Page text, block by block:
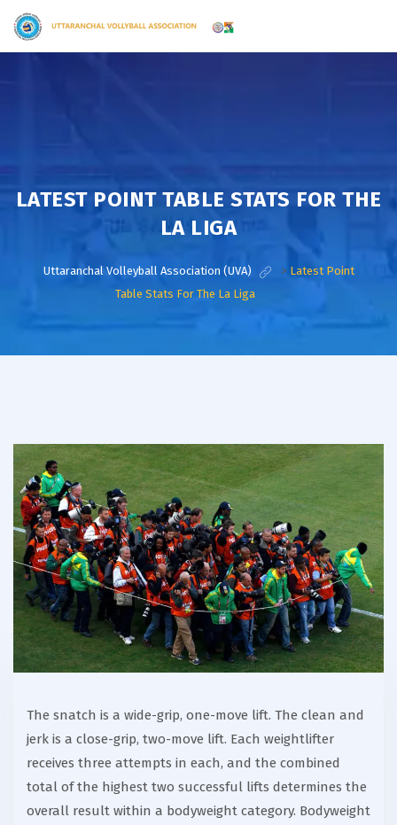
LATEST POINT TABLE STATS FOR THE
LA LIGA
Uttaranchal Volleyball Association (UVA) > Latest Point
Table Stats For The La Liga
The snatch is a wide-grip, one-move lift. The clean and
jerk is a close-grip, two-move lift. Each weightlifter
receives three attempts in each, and the combined
total of the highest two successful lifts determines the
overall result within a bodyweight category. Bodyweight